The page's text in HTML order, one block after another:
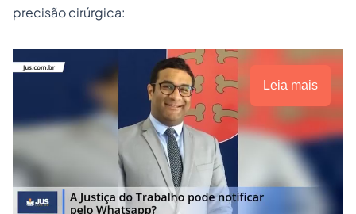
precisão cirúrgica:
Leia mais